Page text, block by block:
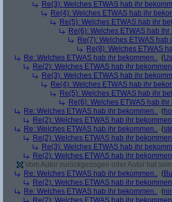
Re(3): Welches ETWAS hab ihr
Re(4): Welches ETWAS hab ihr
Re(5): Welches ETWAS hab ihr
Re(6): Welches ETWAS hab ihr
Re(7): Welches ETWAS hab
Re(8): Welches ETWAS
Re: Welches ETWAS hab ihr bekommen.. (
Re(2): Welches ETWAS hab ihr
Re(3): Welches ETWAS hab ihr
Re(4): Welches ETWAS hab ihr
Re(5): Welches ETWAS hab ihr
Re(6): Welches ETWAS hab ihr
Re: Welches ETWAS hab ihr bekommen.. (
Re(2): Welches ETWAS hab ihr
Re: Welches ETWAS hab ihr bekommen.. (
Re(2): Welches ETWAS hab ihr
Re(3): Welches ETWAS hab ihr
Re(2): Welches ETWAS hab ihr
Vom Autor zurückgezogen oder Autor hat
Re: Welches ETWAS hab ihr bekommen.. (
Re(2): Welches ETWAS hab ihr
Re: Welches ETWAS hab ihr bekommen.. (
Re(2): Welches ETWAS hab ihr